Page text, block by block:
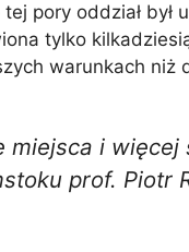
pory oddział
tylko
warunkach niż
miejsca i
prof. Piotr